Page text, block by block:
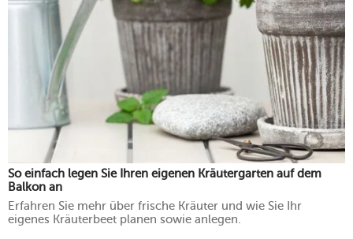
So einfach legen Sie Ihren eigenen Kräutergarten auf dem
Balkon an
Erfahren Sie mehr über frische Kräuter und wie Sie Ihr
eigenes Kräuterbeet planen sowie anlegen.